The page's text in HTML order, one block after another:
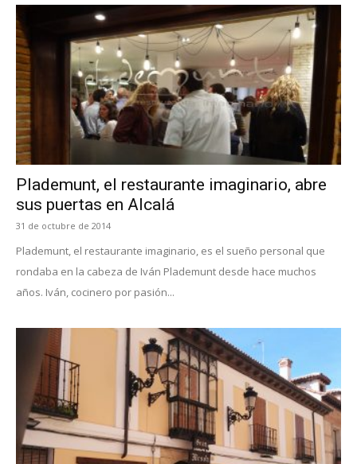
Plademunt, el restaurante imaginario, abre
sus puertas en Alcalá
31 de octubre de 2014
Plademunt, el restaurante imaginario, es el sueño personal que
rondaba en la cabeza de Iván Plademunt desde hace muchos
años. Iván, cocinero por pasión...